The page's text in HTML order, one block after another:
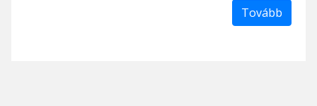
Tovább